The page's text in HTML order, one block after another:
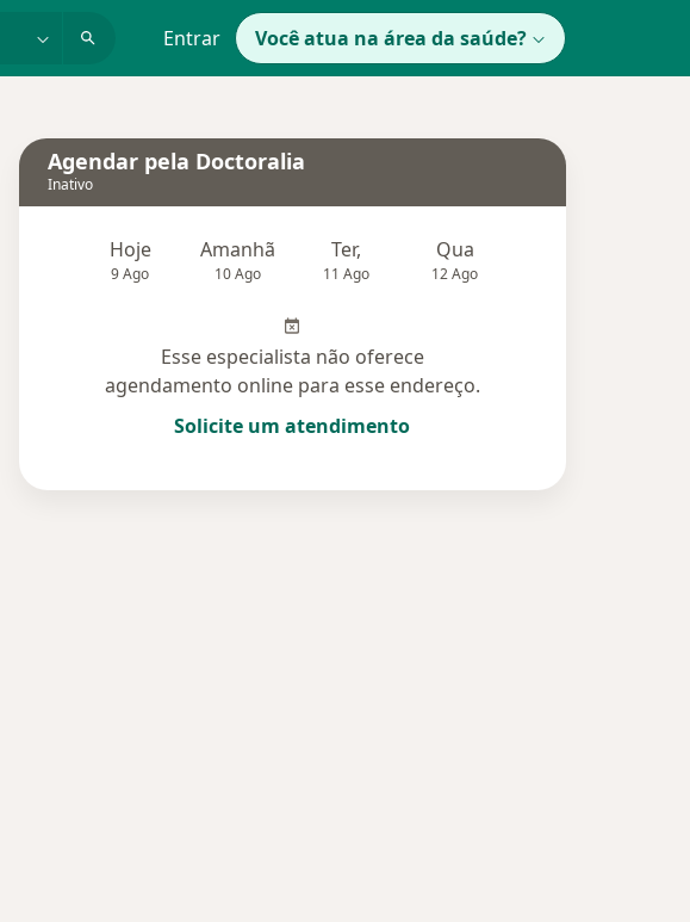
Entrar Você atua na área da saúde?
Dúvidas respondidas (12)
Agendar pela Doctoralia
Inativo
Hoje
9 Ago
Amanhã
10 Ago
Ter,
11 Ago
Qua
12 Ago
Esse especialista não oferece
agendamento online para esse endereço.
Solicite um atendimento